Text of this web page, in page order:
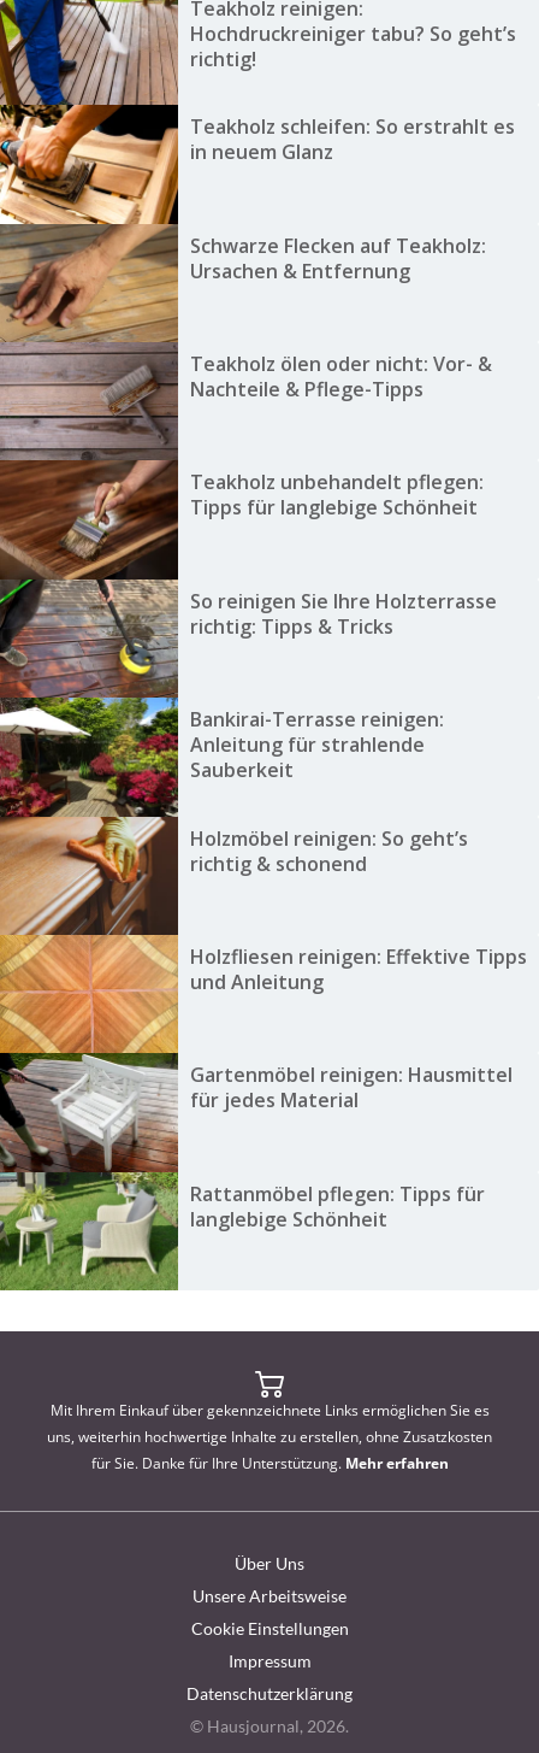
Teakholz reinigen:
Hochdruckreiniger tabu? So geht’s
richtig!
Teakholz schleifen: So erstrahlt es
in neuem Glanz
Schwarze Flecken auf Teakholz:
Ursachen & Entfernung
Teakholz ölen oder nicht: Vor- &
Nachteile & Pflege-Tipps
Teakholz unbehandelt pflegen:
Tipps für langlebige Schönheit
So reinigen Sie Ihre Holzterrasse
richtig: Tipps & Tricks
Bankirai-Terrasse reinigen:
Anleitung für strahlende
Sauberkeit
Holzmöbel reinigen: So geht’s
richtig & schonend
Holzfliesen reinigen: Effektive Tipps
und Anleitung
Gartenmöbel reinigen: Hausmittel
für jedes Material
Rattanmöbel pflegen: Tipps für
langlebige Schönheit
Mit Ihrem Einkauf über gekennzeichnete Links ermöglichen Sie es
uns, weiterhin hochwertige Inhalte zu erstellen, ohne Zusatzkosten
für Sie. Danke für Ihre Unterstützung. Mehr erfahren
Über Uns
Unsere Arbeitsweise
Cookie Einstellungen
Impressum
Datenschutzerklärung
© Hausjournal, 2026.